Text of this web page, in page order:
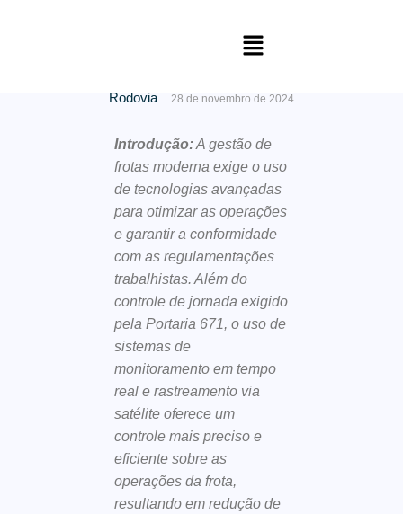
Tecnologias Essenciais para
Rodovia 28 de novembro de 2024
Introdução:A gestão de
frotas moderna exige o uso
de tecnologias avançadas
para otimizar as operações
e garantir a conformidade
com as regulamentações
trabalhistas. Além do
controle de jornada exigido
pela Portaria 671, o uso de
sistemas de
monitoramento em tempo
real e rastreamento via
satélite oferece um
controle mais preciso e
eficiente sobre as
operações da frota,
resultando em redução de